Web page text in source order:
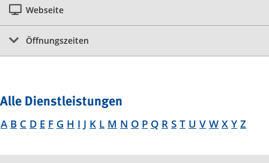
Webseite
Öffnungszeiten
Alle Dienstleistungen
A B C D E F G H I J K L M N O P Q R S T U V W X Y Z